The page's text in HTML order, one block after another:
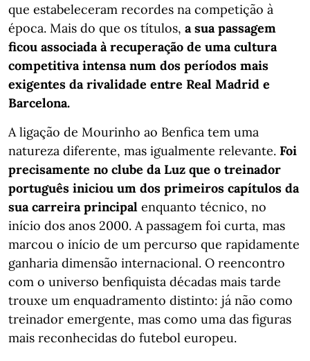
que estabeleceram recordes na competição à
época. Mais do que os títulos, a sua passagem
ficou associada à recuperação de uma cultura
competitiva intensa num dos períodos mais
exigentes da rivalidade entre Real Madrid e
Barcelona.
A ligação de Mourinho ao Benfica tem uma
natureza diferente, mas igualmente relevante. Foi
precisamente no clube da Luz que o treinador
português iniciou um dos primeiros capítulos da
sua carreira principal enquanto técnico, no
início dos anos 2000. A passagem foi curta, mas
marcou o início de um percurso que rapidamente
ganharia dimensão internacional. O reencontro
com o universo benfiquista décadas mais tarde
trouxe um enquadramento distinto: já não como
treinador emergente, mas como uma das figuras
mais reconhecidas do futebol europeu.